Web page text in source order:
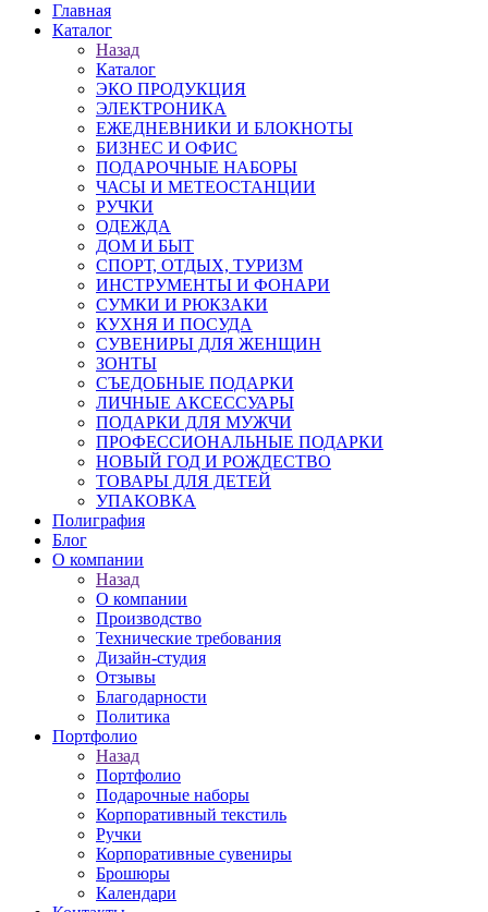
Главная
Каталог
Назад
Каталог
ЭКО ПРОДУКЦИЯ
ЭЛЕКТРОНИКА
ЕЖЕДНЕВНИКИ И БЛОКНОТЫ
БИЗНЕС И ОФИС
ПОДАРОЧНЫЕ НАБОРЫ
ЧАСЫ И МЕТЕОСТАНЦИИ
РУЧКИ
ОДЕЖДА
ДОМ И БЫТ
СПОРТ, ОТДЫХ, ТУРИЗМ
ИНСТРУМЕНТЫ И ФОНАРИ
СУМКИ И РЮКЗАКИ
КУХНЯ И ПОСУДА
СУВЕНИРЫ ДЛЯ ЖЕНЩИН
ЗОНТЫ
СЪЕДОБНЫЕ ПОДАРКИ
ЛИЧНЫЕ АКСЕССУАРЫ
ПОДАРКИ ДЛЯ МУЖЧИ
ПРОФЕССИОНАЛЬНЫЕ ПОДАРКИ
НОВЫЙ ГОД И РОЖДЕСТВО
ТОВАРЫ ДЛЯ ДЕТЕЙ
УПАКОВКА
Полиграфия
Блог
О компании
Назад
О компании
Производство
Технические требования
Дизайн-студия
Отзывы
Благодарности
Политика
Портфолио
Назад
Портфолио
Подарочные наборы
Корпоративный текстиль
Ручки
Корпоративные сувениры
Брошюры
Календари